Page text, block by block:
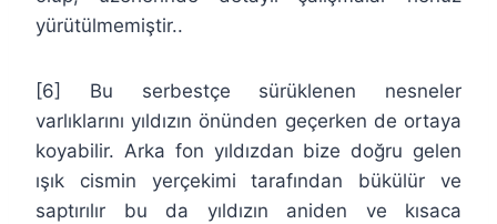
yürütülmemiştir..
[6] Bu serbestçe sürüklenen nesneler
varlıklarını yıldızın önünden geçerken de ortaya
koyabilir. Arka fon yıldızdan bize doğru gelen
ışık cismin yerçekimi tarafından bükülür ve
saptırılır bu da yıldızın aniden ve kısaca